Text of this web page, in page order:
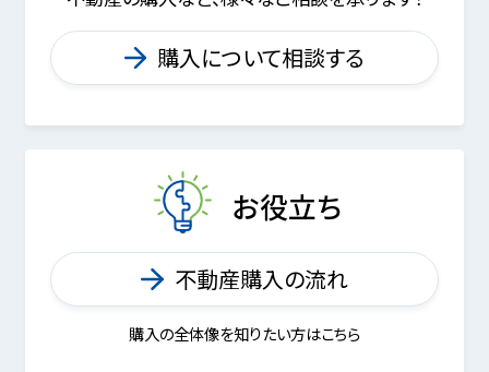
購入について相談する
お役立ち
不動産購入の流れ
購入の全体像を知りたい方はこちら